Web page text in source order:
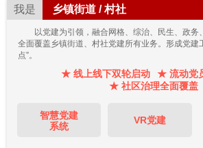
我是 乡镇街道 / 村社
以党建为引领，融合网格、综治、民生、政务
全面覆盖乡镇街道、村社党建所有业务。形成党建
点”。
★ 线上线下双轮启动
★ 流动党
★ 社区治理全面覆盖
智慧党建
系统
VR党建